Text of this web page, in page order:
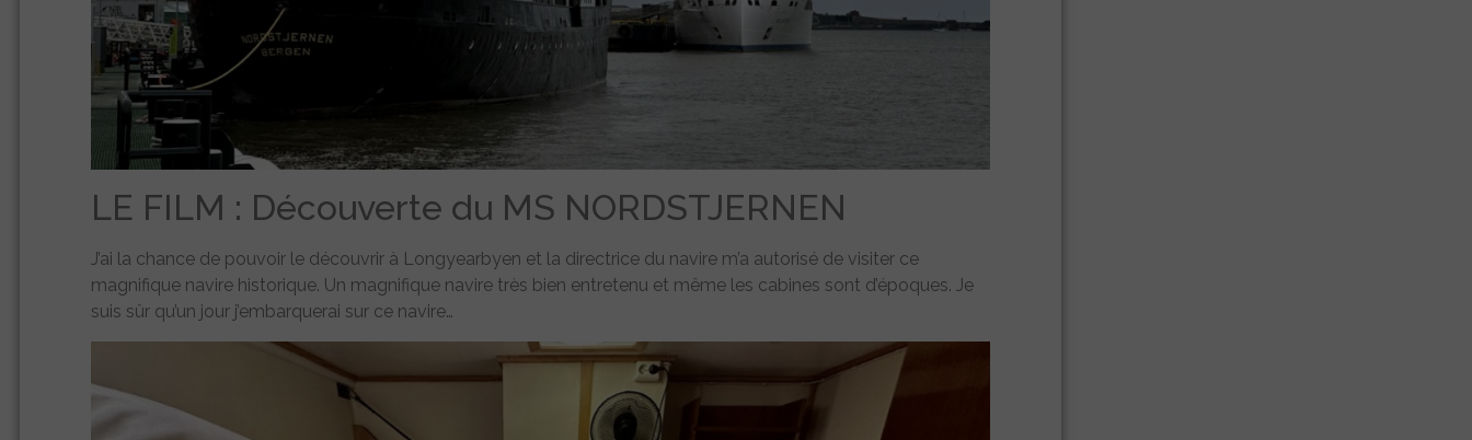
LE FILM : Découverte du MS NORDSTJERNEN
J’ai la chance de pouvoir le découvrir à Longyearbyen et la directrice du navire m’a autorisé de visiter ce
magnifique navire historique. Un magnifique navire très bien entretenu et même les cabines sont d’époques. Je
suis sûr qu’un jour j’embarquerai sur ce navire…